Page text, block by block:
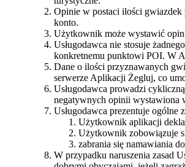
Opinie w postaci ilości
konto.
Użytkownik może wystawić
Usługodawca nie stosuje
konkretnemu punktowi POI. W
Dane o ilości przyznawanych
serwerze Aplikacji Żegluj, co
Usługodawca prowadzi
negatywnych opinii wystawiona
Usługodawca prezentuje
Użytkownik aplikacji
Użytkownik zobowiązuje
zabrania się namawiania
W przypadku naruszenia zasad